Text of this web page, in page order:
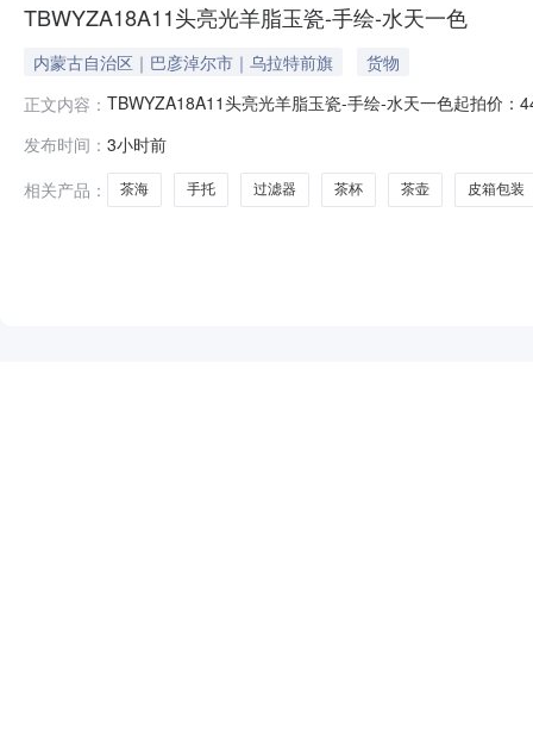
TBWYZA18A11头亮光羊脂玉瓷-手绘-水天一色
内蒙古自治区｜巴彦淖尔市｜乌拉特前旗
货物
正文内容： TBWYZA18A11头亮光羊脂玉瓷-手绘-水天一色起拍价
5.画师纯手工绘制花色，立体感好，色彩鲜艳
发布时间： 3小时前
相关产品：
茶海 手托 过滤器 茶杯 茶壶 皮箱包装